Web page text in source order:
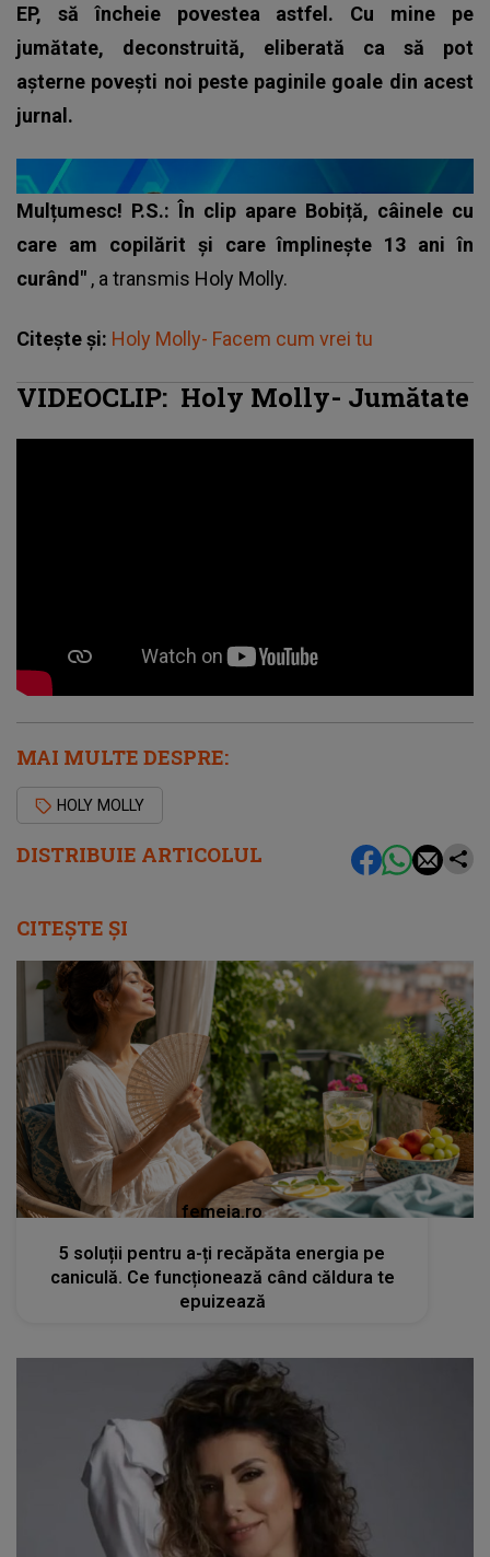
DISTRIBUIE ARTICOLUL
EP, să încheie povestea astfel. Cu mine pe
jumătate, deconstruită, eliberată ca să pot
așterne povești noi peste paginile goale din acest
jurnal.
Mulțumesc! P.S.: În clip apare Bobiță, câinele cu
care am copilărit și care împlinește 13 ani în
curând" , a transmis Holy Molly.
Citește și: Holy Molly- Facem cum vrei tu
VIDEOCLIP: Holy Molly- Jumătate
MAI MULTE DESPRE:
HOLY MOLLY
CITEȘTE ȘI
femeia.ro
5 soluții pentru a-ți recăpăta energia pe
caniculă. Ce funcționează când căldura te
epuizează